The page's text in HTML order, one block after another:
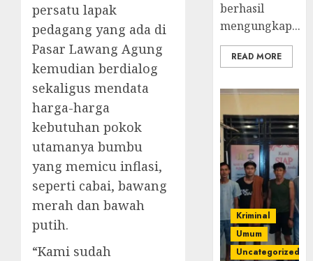
persatu lapak
pedagang yang ada di
Pasar Lawang Agung
kemudian berdialog
sekaligus mendata
harga-harga
kebutuhan pokok
utamanya bumbu
yang memicu inflasi,
seperti cabai, bawang
merah dan bawah
putih.
“Kami sudah
berhasil
mengungkap...
READ MORE
Kriminal
Umum
Uncategorized